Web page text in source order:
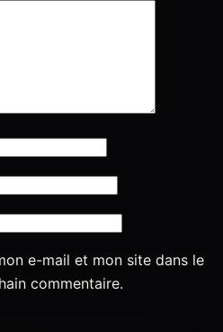
e-mail et mon site dans le
commentaire.